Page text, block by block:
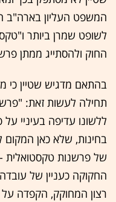
המשפט העליון בארה"ב
לשופט שמרן ביותר
החוק ולהסתייג ממתן
בהתאם מדגיש שטיין כי
תחילה לעשות זאת:
ללשונו עדיפה בעיניי
בחינות, שלא כאן המקום
של פרשנות
החקוקה כעניין של
רצון המחוקק, הקפדה